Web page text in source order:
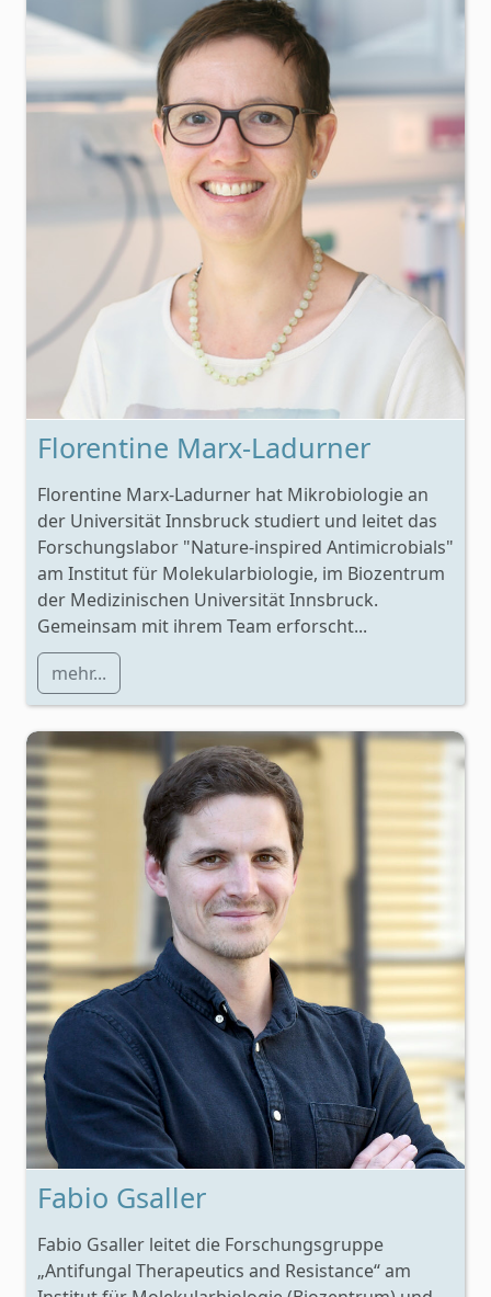
Florentine Marx-Ladurner
Florentine Marx-Ladurner hat Mikrobiologie an
der Universität Innsbruck studiert und leitet das
Forschungslabor "Nature-inspired Antimicrobials"
am Institut für Molekularbiologie, im Biozentrum
der Medizinischen Universität Innsbruck.
Gemeinsam mit ihrem Team erforscht...
mehr...
Fabio Gsaller
Fabio Gsaller leitet die Forschungsgruppe
„Antifungal Therapeutics and Resistance“ am